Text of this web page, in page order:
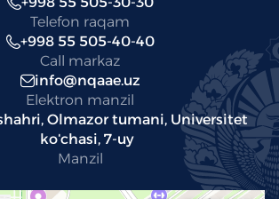
Telefon raqam
+998 55 505-40-40
Call markaz
info@nqaae.uz
Elektron manzil
Olmazor tumani, Universitet
koʻchasi, 7-uy
Manzil